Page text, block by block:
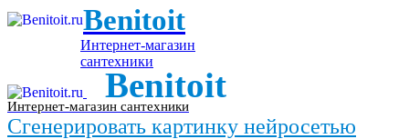
Benitoit
Интернет-магазин
сантехники
Benitoit
Интернет-магазин сантехники
Сгенерировать картинку нейросетью